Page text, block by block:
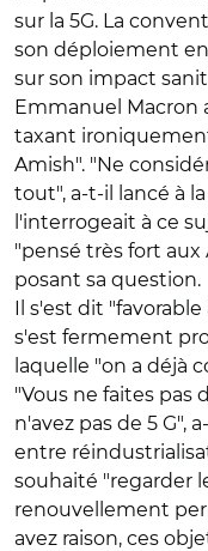
sur la 5G. La
son déploiement
sur son impact
Emmanuel Macron
taxant
Amish". "Ne
tout", a-t-il lancé à
l'interrogeait à ce
"pensé très fort
posant sa question.
Il s'est dit "favorable
s'est fermement
laquelle "on a déjà
"Vous ne faites pas
n'avez pas de 5 G",
entre
souhaité "regarder
renouvellement
avez raison, ces